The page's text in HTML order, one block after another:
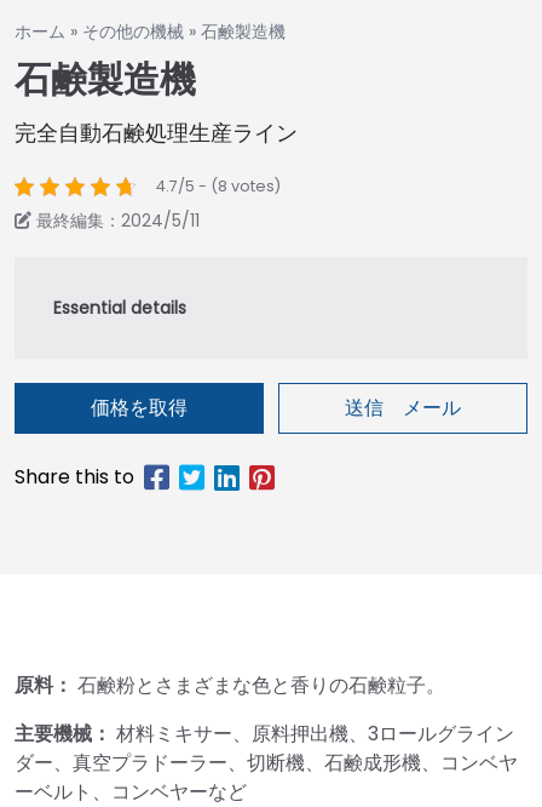
ホーム » その他の機械 » 石鹸製造機
石鹸製造機
完全自動石鹸処理生産ライン
4.7/5 - (8 votes)
最終編集：2024/5/11
価格を取得 送信 メール
原料： 石鹸粉とさまざまな色と香りの石鹸粒子。
主要機械： 材料ミキサー、原料押出機、3ロールグライン
ダー、真空プラドーラー、切断機、石鹸成形機、コンベヤ
ーベルト、コンベヤーなど